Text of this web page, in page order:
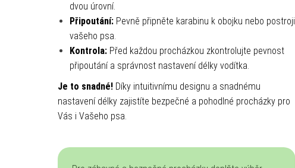
dvou úrovní.
Připoutání:Pevně připněte karabinu k obojku nebo postroji
vašeho psa.
Kontrola:Před každou procházkou zkontrolujte pevnost
připoutání a správnost nastavení délky vodítka.
Je to snadné!Díky intuitivnímu designu a snadnému
nastavení délky zajistíte bezpečné a pohodlné procházky pro
Vás i Vašeho psa.